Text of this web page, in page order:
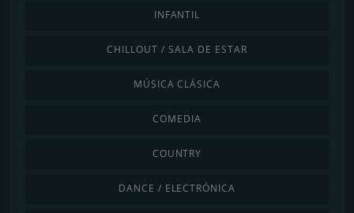
INFANTIL
CHILLOUT / SALA DE ESTAR
MÚSICA CLÁSICA
COMEDIA
COUNTRY
DANCE / ELECTRÓNICA